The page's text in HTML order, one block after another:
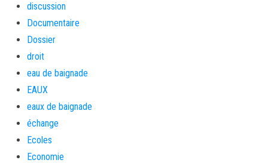
discussion
Documentaire
Dossier
droit
eau de baignade
EAUX
eaux de baignade
échange
Ecoles
Economie